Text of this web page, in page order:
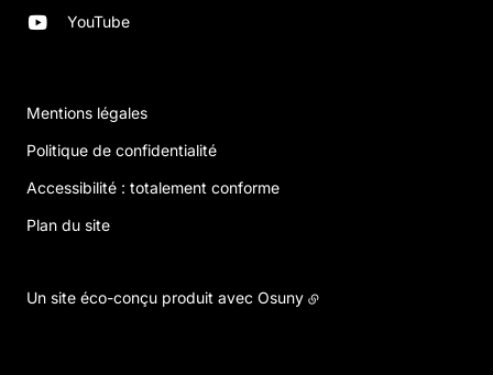
YouTube
Mentions légales
Politique de confidentialité
Accessibilité : totalement conforme
Plan du site
Un site éco-conçu produit avec Osuny